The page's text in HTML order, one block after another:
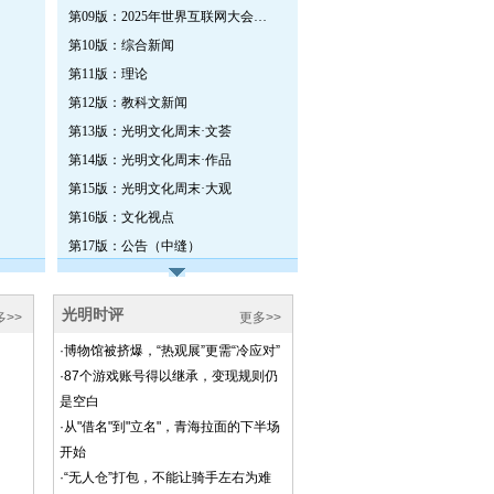
第09版：2025年世界互联网大会乌镇峰会特刊
第10版：综合新闻
第11版：理论
第12版：教科文新闻
第13版：光明文化周末·文荟
第14版：光明文化周末·作品
第15版：光明文化周末·大观
第16版：文化视点
第17版：公告（中缝）